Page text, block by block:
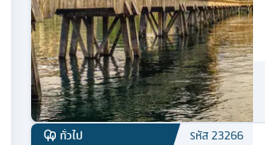
ทั่วไป รหัส23266